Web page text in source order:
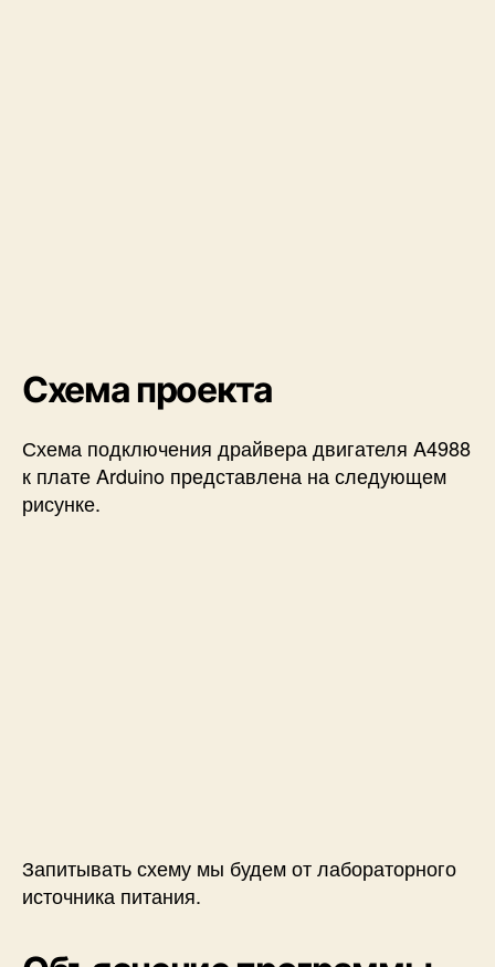
Схема проекта
Схема подключения драйвера двигателя A4988
к плате Arduino представлена на следующем
рисунке.
Запитывать схему мы будем от лабораторного
источника питания.